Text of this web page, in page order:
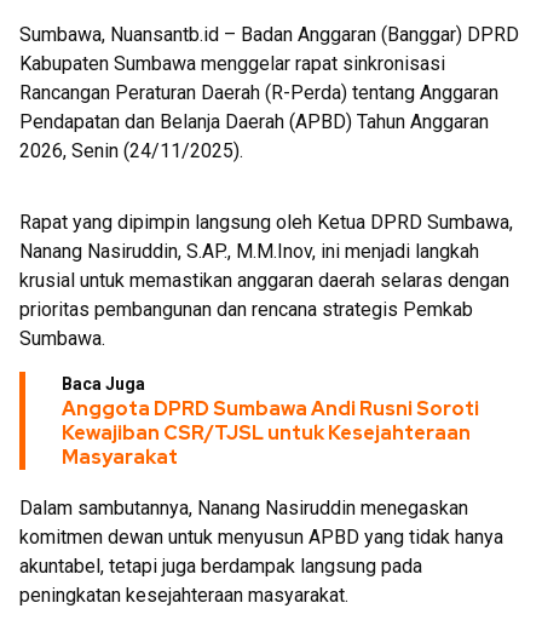
Sumbawa, Nuansantb.id – Badan Anggaran (Banggar) DPRD
Kabupaten Sumbawa menggelar rapat sinkronisasi
Rancangan Peraturan Daerah (R-Perda) tentang Anggaran
Pendapatan dan Belanja Daerah (APBD) Tahun Anggaran
2026, Senin (24/11/2025).
Rapat yang dipimpin langsung oleh Ketua DPRD Sumbawa,
Nanang Nasiruddin, S.AP., M.M.Inov, ini menjadi langkah
krusial untuk memastikan anggaran daerah selaras dengan
prioritas pembangunan dan rencana strategis Pemkab
Sumbawa.
Baca Juga
Anggota DPRD Sumbawa Andi Rusni Soroti
Kewajiban CSR/TJSL untuk Kesejahteraan
Masyarakat
Dalam sambutannya, Nanang Nasiruddin menegaskan
komitmen dewan untuk menyusun APBD yang tidak hanya
akuntabel, tetapi juga berdampak langsung pada
peningkatan kesejahteraan masyarakat.